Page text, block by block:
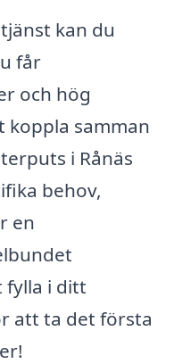
kan du
får
och hög
koppla samman
i Rånäs
behov,
en
fylla i ditt
att ta det första